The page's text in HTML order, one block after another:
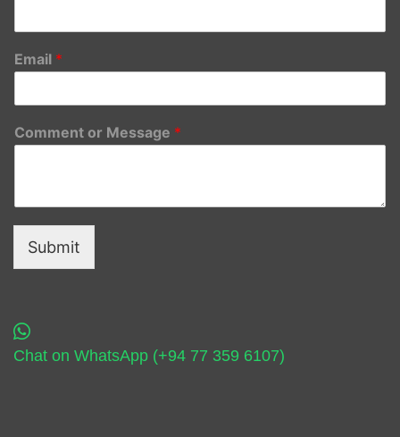
Email *
Comment or Message *
Submit
Chat on WhatsApp (+94 77 359 6107)